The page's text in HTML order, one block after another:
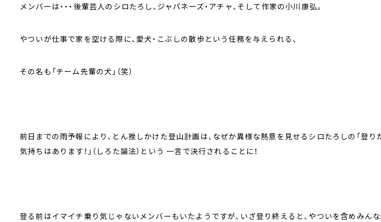
メンバーは・・・後輩芸人のシロたろし、ジャパネーズ・アチャ、そして作家の小川康弘。
やついが仕事で家を空ける際に、愛犬・こぶしの散歩という任務を与えられる、
その名も「チーム先輩の犬」（笑）
前日までの雨予報により、とん挫しかけた登山計画は、なぜか異様な熱意を見せるシロたろしの「登り
気持ちはあります！」（しろた論法）という 一言で決行されることに！
登る前はイマイチ乗り気じゃないメンバーもいたようですが、いざ登り終えると、やついを含めみん